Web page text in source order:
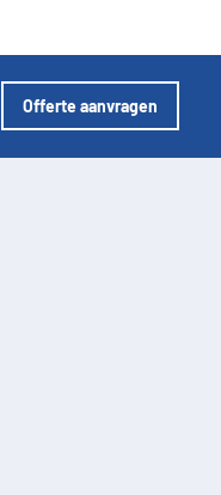
Offerte aanvragen